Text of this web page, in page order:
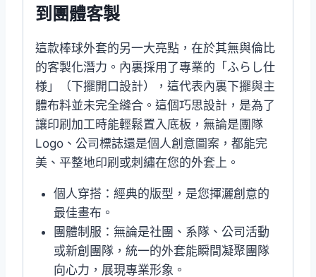
到團體客製
這款棒球外套的另一大亮點，在於其無與倫比
的客製化潛力。內裏採用了專業的「ふらし仕
様」（下擺開口設計），這代表內裏下擺與主
體布料並未完全縫合。這個巧思設計，是為了
讓印刷加工時能輕鬆置入底板，無論是團隊
Logo、公司標誌還是個人創意圖案，都能完
美、平整地印刷或刺繡在您的外套上。
個人穿搭：經典的版型，是您揮灑創意的
最佳畫布。
團體制服：無論是社團、系隊、公司活動
或新創團隊，統一的外套能瞬間凝聚團隊
向心力，展現專業形象。